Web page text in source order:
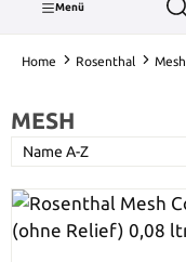
Menü
Home Rosenthal Mesh
MESH